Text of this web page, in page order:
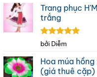
sao
Trang phục
trắng
Được xếp
sao
bởi Diễm
Hoa múa hồng
(giá thuê cặp)